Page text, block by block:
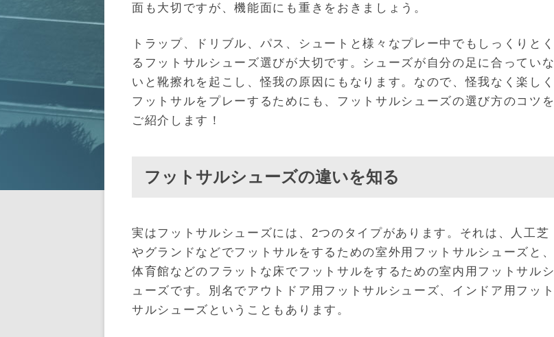
面も大切ですが、機能面にも重きをおきましょう。
トラップ、ドリブル、パス、シュートと様々なプレー中でもしっくりとく
るフットサルシューズ選びが大切です。シューズが自分の足に合っていな
いと靴擦れを起こし、怪我の原因にもなります。なので、怪我なく楽しく
フットサルをプレーするためにも、フットサルシューズの選び方のコツを
ご紹介します！
フットサルシューズの違いを知る
実はフットサルシューズには、2つのタイプがあります。それは、人工芝
やグランドなどでフットサルをするための室外用フットサルシューズと、
体育館などのフラットな床でフットサルをするための室内用フットサルシ
ューズです。別名でアウトドア用フットサルシューズ、インドア用フット
サルシューズということもあります。